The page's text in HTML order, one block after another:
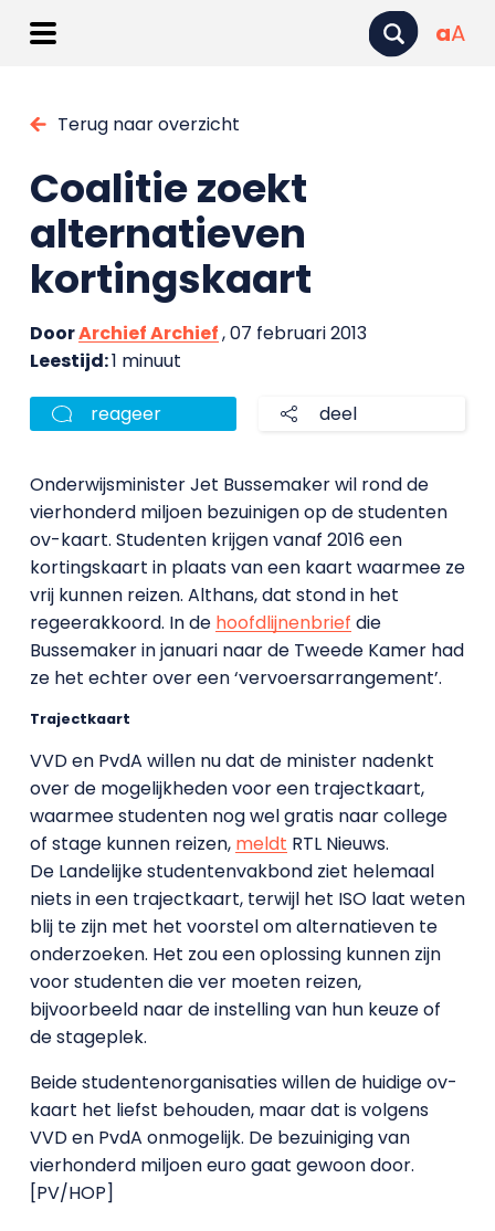
aA
Terug naar overzicht
Coalitie zoekt
alternatieven
kortingskaart
DoorArchief Archief, 07 februari 2013
Leestijd:1 minuut
reageer deel
Onderwijsminister Jet Bussemaker wil rond de
vierhonderd miljoen bezuinigen op de studenten
ov-kaart. Studenten krijgen vanaf 2016 een
kortingskaart in plaats van een kaart waarmee ze
vrij kunnen reizen. Althans, dat stond in het
regeerakkoord. In de hoofdlijnenbrief die
Bussemaker in januari naar de Tweede Kamer had
ze het echter over een ‘vervoersarrangement’.
Trajectkaart
VVD en PvdA willen nu dat de minister nadenkt
over de mogelijkheden voor een trajectkaart,
waarmee studenten nog wel gratis naar college
of stage kunnen reizen, meldt RTL Nieuws.
De Landelijke studentenvakbond ziet helemaal
niets in een trajectkaart, terwijl het ISO laat weten
blij te zijn met het voorstel om alternatieven te
onderzoeken. Het zou een oplossing kunnen zijn
voor studenten die ver moeten reizen,
bijvoorbeeld naar de instelling van hun keuze of
de stageplek.
Beide studentenorganisaties willen de huidige ov-
kaart het liefst behouden, maar dat is volgens
VVD en PvdA onmogelijk. De bezuiniging van
vierhonderd miljoen euro gaat gewoon door.
[PV/HOP]